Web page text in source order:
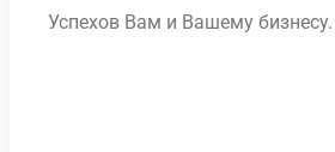
Успехов Вам и Вашему бизнесу.